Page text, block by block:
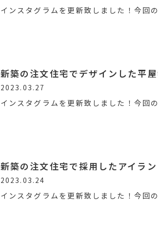
インスタグラムを更新致しました！今回
新築の注文住宅でデザインした平
2023.03.27
インスタグラムを更新致しました！今回
新築の注文住宅で採用したアイラ
2023.03.24
インスタグラムを更新致しました！今回